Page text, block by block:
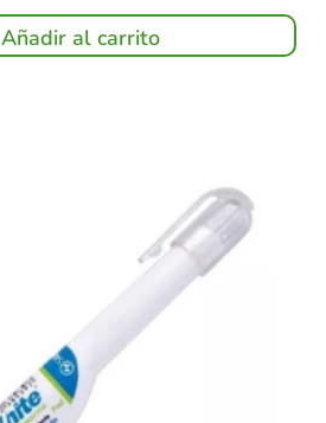
Añadir al carrito